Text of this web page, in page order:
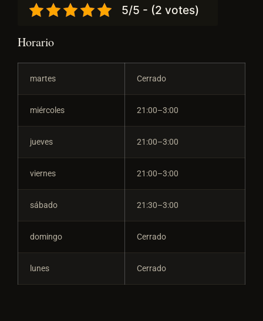
5/5 - (2 votes)
Horario
martes Cerrado
miércoles 21:00–3:00
jueves 21:00–3:00
viernes 21:00–3:00
sábado 21:30–3:00
domingo Cerrado
lunes Cerrado